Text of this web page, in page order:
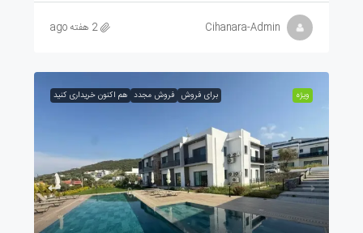
Cihanara-Admin 2 هفته ago
ویژه برای فروش فروش مجدد هم اکنون خریداری کنید